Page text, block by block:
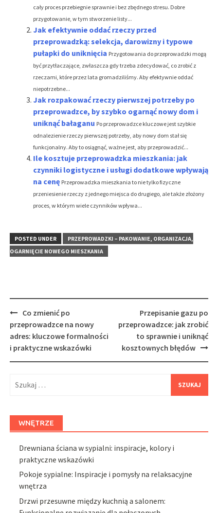
cały proces przebiegnie sprawnie i bez zbędnego stresu. Dobre
przygotowanie, w tym stworzenie listy...
Jak efektywnie oddać rzeczy przed
przeprowadzką: selekcja, darowizny i typowe
pułapki do uniknięcia Przygotowania do przeprowadzki mogą
być przytłaczające, zwłaszcza gdy trzeba zdecydować, co zrobić z
rzeczami, które przez lata gromadziliśmy. Aby efektywnie oddać
niepotrzebne...
Jak rozpakować rzeczy pierwszej potrzeby po
przeprowadzce, by szybko ogarnąć nowy dom i
uniknąć bałaganu Po przeprowadzce kluczowe jest szybkie
odnalezienie rzeczy pierwszej potrzeby, aby nowy dom stał się
funkcjonalny. Aby to osiągnąć, ważne jest, aby przeprowadzić...
Ile kosztuje przeprowadzka mieszkania: jak
czynniki logistyczne i usługi dodatkowe wpływają
na cenę Przeprowadzka mieszkania to nie tylko fizyczne
przeniesienie rzeczy z jednego miejsca do drugiego, ale także złożony
proces, w którym wiele czynników wpływa...
POSTED UNDER
PRZEPROWADZKI – PAKOWANIE, ORGANIZACJA,
OGARNIĘCIE NOWEGO MIESZKANIA
Post
navigation
Co zmienić po
przeprowadzce na nowy
adres: kluczowe formalności
i praktyczne wskazówki
Przepisanie gazu po
przeprowadzce: jak zrobić
to sprawnie i uniknąć
kosztownych błędów
WNĘTRZE
Drewniana ściana w sypialni: inspiracje, kolory i
praktyczne wskazówki
Pokoje sypialne: Inspiracje i pomysły na relaksacyjne
wnętrza
Drzwi przesuwne między kuchnią a salonem: